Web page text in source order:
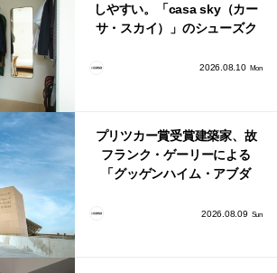
しやすい。「casa sky（カー
サ・スカイ）」のシューズク
ゼット活用術2026.08.10 Mon
プリツカー賞受賞建築家、故
フランク・ゲーリーによる
「グッゲンハイム・アブダ
2026.08.09 Sun